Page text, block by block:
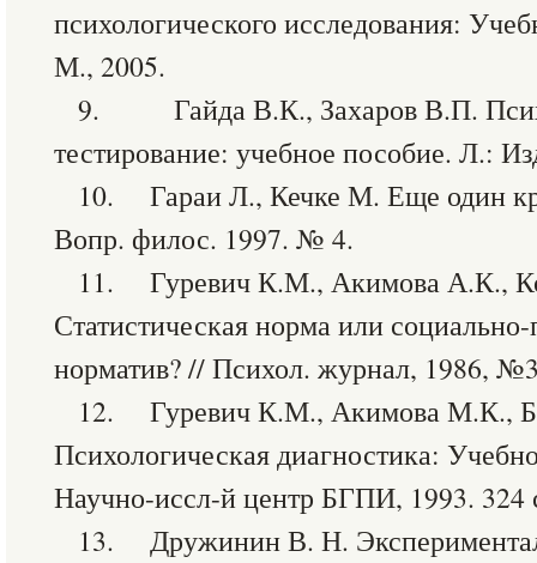
психологического исследования:
М., 2005.
9. Гайда В.К., Захаров В.П.
тестирование: учебное пособие. Л.:
10. Гараи Л., Кечке М. Еще один
Вопр. филос. 1997. № 4.
11. Гуревич К.М., Акимова А.К.,
Статистическая норма или
норматив? // Психол. журнал, 1986,
12. Гуревич К.М., Акимова М.К.,
Психологическая диагностика:
Научно-иссл-й центр БГПИ, 1993. 324
13. Дружинин В. Н.